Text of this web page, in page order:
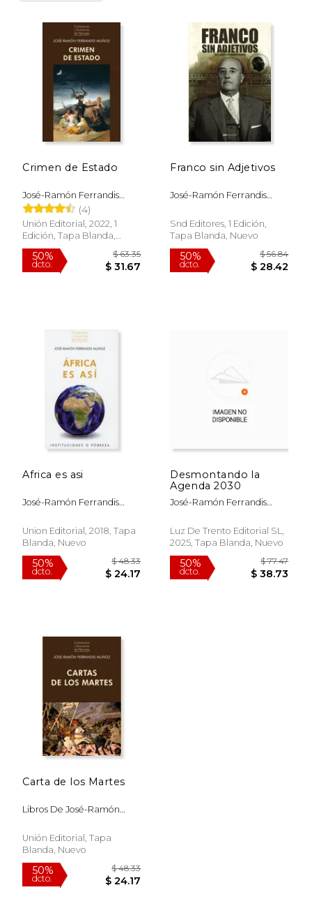
Tras treinta y siete años ininterrumpidos al
servicio de empresas y particulares en el
seno de la Administración General del
Estado, es asimismo especialista en
materia de Inversiones Extranjeras y
Financiación pública de Proyectos.
Crimen de Estado
José-Ramón Ferrandis
Muñoz
(4)
Unión Editorial, 2022, 1
Edición, Tapa Blanda,
Nuevo
50%
Franco sin Adjetivos
José-Ramón Ferrandis
Snd Editores, 1 Edición,
Tapa Blanda, Nuevo
Africa es asi
José-Ramón Ferrandis
Union Editorial, 2018, Tapa
Blanda, Nuevo
dcto. $ 24.17
Desmontando la
Agenda 2030
José-Ramón Ferrandis
Abad
Luz De Trento Editorial SL,
2025, Tapa Blanda, Nuevo
Carta de los Martes
Libros De José-Ramón
Unión Editorial, Tapa
Blanda, Nuevo